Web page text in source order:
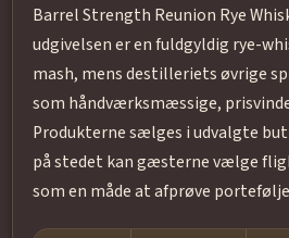
Barrel Strength Reunion Rye
udgivelsen er en fuldgyldig rye-
mash, mens destilleriets øvrige
som håndværksmæssige,
Produkterne sælges i udvalgte
på stedet kan gæsterne vælge
som en måde at afprøve